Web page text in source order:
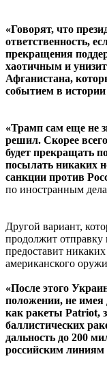
«Говорят, что
ответственность,
прекращения
хаотичным и
Афганистана,
событием в
«Трамп сам еще не
решил. Скорее
будет прекращать
посылать никаких
санкции против
по иностранным
Другой вариант,
продолжит
предоставит
американского
«После этого
положении, не
как ракеты Patriot,
баллистических
дальность до 200
российским линиям